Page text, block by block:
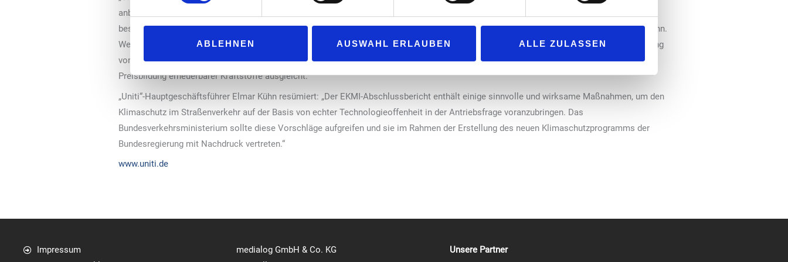
ABLEHNEN AUSWAHL ERLAUBEN ALLE ZULASSEN
anbieten zu müssen, wenn sie auch Super E10 verkaufen. „Die Zahl der verfügbaren Tanks an den Stationen ist begrenzt. Durch die
bestehende Schutzsortenregelung für E5 wird die Einführung neuer regenerativer Kraftstoffsorten zusätzlich erschwert“, erläutert Elmar Kühn.
Weitere wichtige Impulse zum Hochlauf erneuerbarer Kraftstoffe versprechen die ebenfalls im EKMI-Abschlussbericht aufgeführte Befreiung
von der Lkw-Maut, wenn erneuerbare Kraftstoffe getankt werden, sowie eine Reform der EU-Energiesteuerrichtlinie, die Nachteile bei der
Preisbildung erneuerbarer Kraftstoffe ausgleicht.
„Uniti“-Hauptgeschäftsführer Elmar Kühn resümiert: „Der EKMI-Abschlussbericht enthält einige sinnvolle und wirksame Maßnahmen, um den
Klimaschutz im Straßenverkehr auf der Basis von echter Technologieoffenheit in der Antriebsfrage voranzubringen. Das
Bundesverkehrsministerium sollte diese Vorschläge aufgreifen und sie im Rahmen der Erstellung des neuen Klimaschutzprogramms der
Bundesregierung mit Nachdruck vertreten.“
www.uniti.de
Impressum
medialog GmbH & Co. KG
Unsere Partner